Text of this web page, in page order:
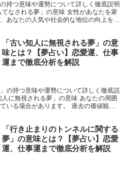
持つ意味や運勢について詳しく徹底説明
なされる夢」の意味 女性があなたを家
あなたの人気や社会的な地位の向上を示
「古い知人に無視される夢」の意
味とは？【夢占い】恋愛運、仕事
運まで徹底分析を解説
の持つ意味や運勢について詳しく徹底説
に無視される夢」の意味 あなたの周囲
いる場合があります。 過去の価値観や
「行き止まりのトンネルに関する
夢」の意味とは？【夢占い】恋愛
運、仕事運まで徹底分析を解説